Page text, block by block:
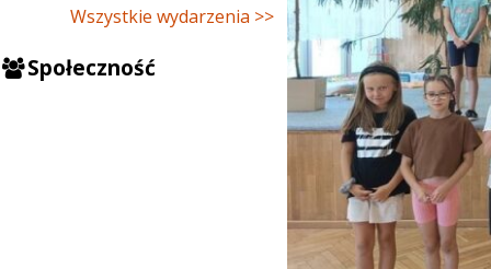
Wszystkie wydarzenia >>
Społeczność